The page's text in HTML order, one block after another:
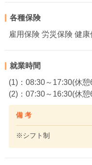
各種保険
雇用保険 労災保険 健
就業時間
(1)：08:30～17:30(休憩
(2)：07:30～16:30(休憩
備 考
※シフト制